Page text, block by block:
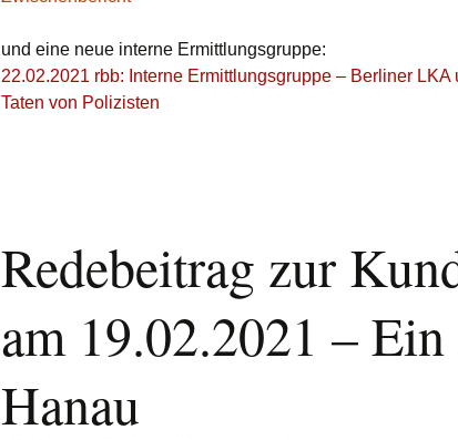
und eine neue interne Ermittlungsgruppe:
22.02.2021 rbb: Interne Ermittlungsgruppe – Berliner LKA
Taten von Polizisten
Redebeitrag zur
am 19.02.2021 – Ein
Hanau